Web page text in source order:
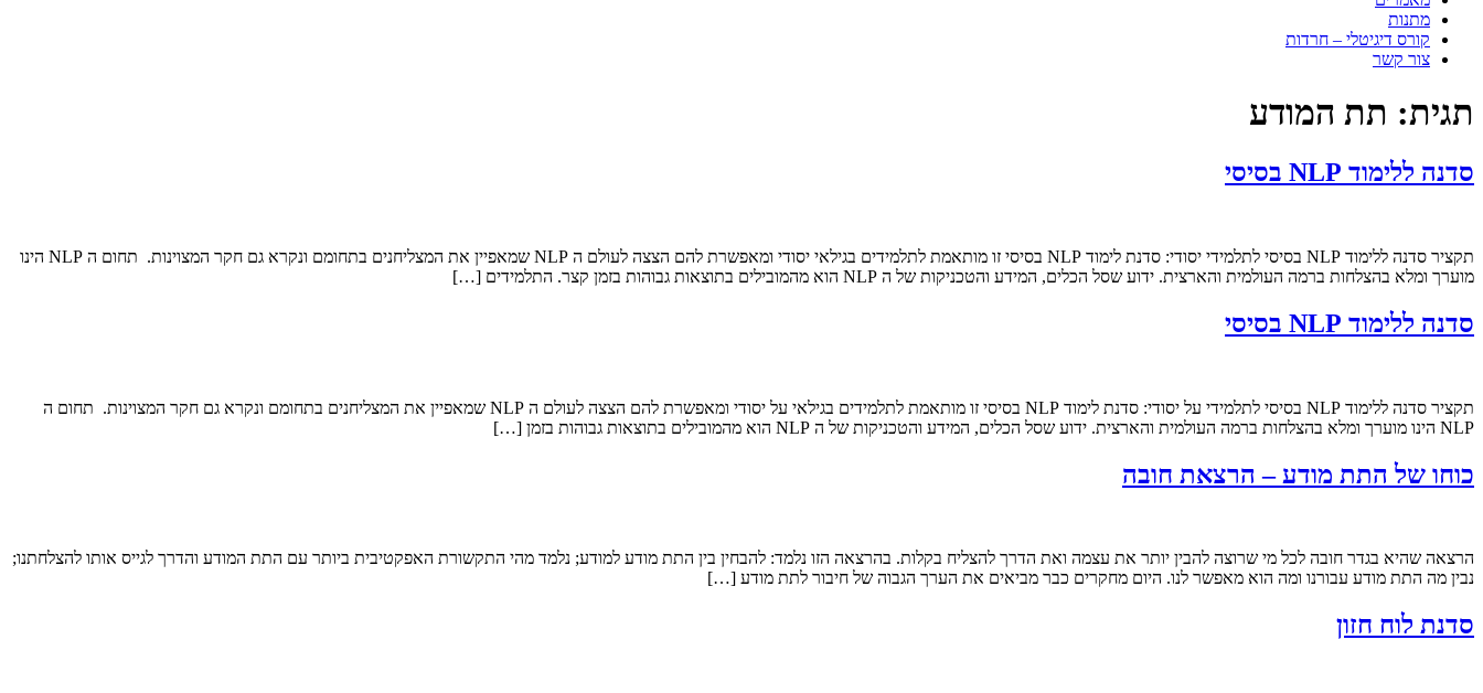
מתנות
קורס דיגיטלי – חרדות
צור קשר
תגית: תת המודע
סדנה ללימוד NLP בסיסי
תקציר סדנה ללימוד NLP בסיסי לתלמידי יסודי: סדנת לימוד NLP בסיסי זו מותאמת לתלמידים בגילאי יסודי ומאפשרת להם הצצה לעולם ה NLP שמאפיין את המצליחנים בתחומם ונקרא גם חקר המצוינות. תחום ה NLP הינו
מוערך ומלא בהצלחות ברמה העולמית והארצית. ידוע שסל הכלים, המידע והטכניקות של ה NLP הוא מהמובילים בתוצאות גבוהות בזמן קצר. התלמידים […]
סדנה ללימוד NLP בסיסי
תקציר סדנה ללימוד NLP בסיסי לתלמידי על יסודי: סדנת לימוד NLP בסיסי זו מותאמת לתלמידים בגילאי על יסודי ומאפשרת להם הצצה לעולם ה NLP שמאפיין את המצליחנים בתחומם ונקרא גם חקר המצוינות. תחום ה
NLP הינו מוערך ומלא בהצלחות ברמה העולמית והארצית. ידוע שסל הכלים, המידע והטכניקות של ה NLP הוא מהמובילים בתוצאות גבוהות בזמן […]
כוחו של התת מודע – הרצאת חובה
הרצאה שהיא בגדר חובה לכל מי שרוצה להבין יותר את עצמה ואת הדרך להצליח בקלות. בהרצאה הזו נלמד: להבחין בין התת מודע למודע; נלמד מהי התקשורת האפקטיבית ביותר עם התת המודע והדרך לגייס אותו להצלחתנו;
נבין מה התת מודע עבורנו ומה הוא מאפשר לנו. היום מחקרים כבר מביאים את הערך הגבוה של חיבור לתת מודע […]
סדנת לוח חזון